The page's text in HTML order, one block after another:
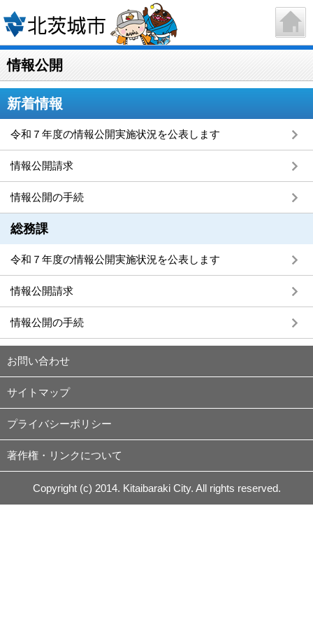
情報公開
新着情報
令和７年度の情報公開実施状況を公表します
情報公開請求
情報公開の手続
総務課
令和７年度の情報公開実施状況を公表します
情報公開請求
情報公開の手続
お問い合わせ
サイトマップ
プライバシーポリシー
著作権・リンクについて
Copyright (c) 2014. Kitaibaraki City. All rights reserved.